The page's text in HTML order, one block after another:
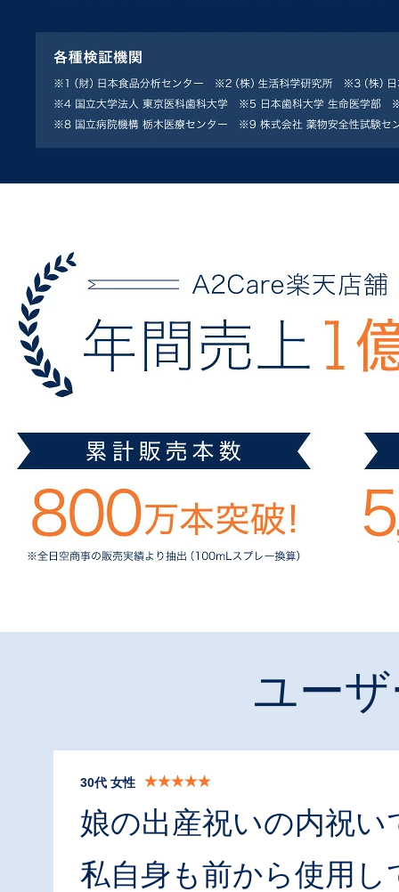
ユー
30代 女性
娘の出産祝いの内祝
私自身も前から使用